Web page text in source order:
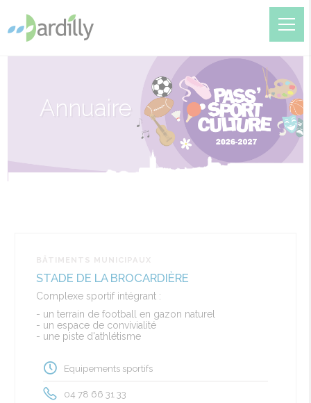
Annuaire
BÂTIMENTS MUNICIPAUX
STADE DE LA BROCARDIÈRE
Complexe sportif intégrant :
- un terrain de football en gazon naturel
- un espace de convivialité
- une piste d'athlétisme
Equipements sportifs
04 78 66 31 33